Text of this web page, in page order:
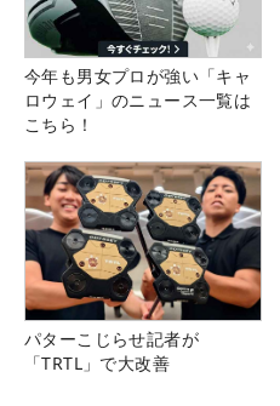
今年も男女プロが強い「キャ
ロウェイ」のニュース一覧は
こちら！
パターこじらせ記者が
「TRTL」で大改善